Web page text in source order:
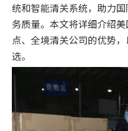
统和智能清关系统，助力
务质量。本文将详细介绍
点、全境清关公司的优势
选。